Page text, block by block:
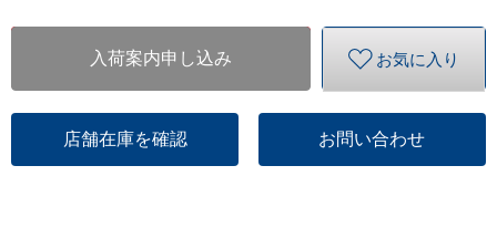
入荷案内申し込み お気に入り
店舗在庫を確認 お問い合わせ